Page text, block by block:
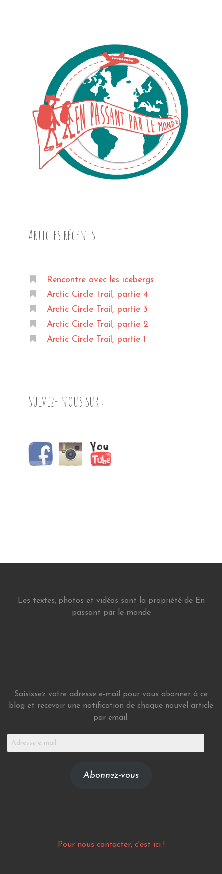
Articles récents
Rencontre avec les icebergs
Arctic Circle Trail, partie 4
Arctic Circle Trail, partie 3
Arctic Circle Trail, partie 2
Arctic Circle Trail, partie 1
Suivez- nous sur :
Les textes, photos et vidéos sont la propriété de En
passant par le monde
Saisissez votre adresse e-mail pour vous abonner à ce
blog et recevoir une notification de chaque nouvel article
par email.
Adresse
Abonnez-vous
Pour nous contacter, c'est ici !